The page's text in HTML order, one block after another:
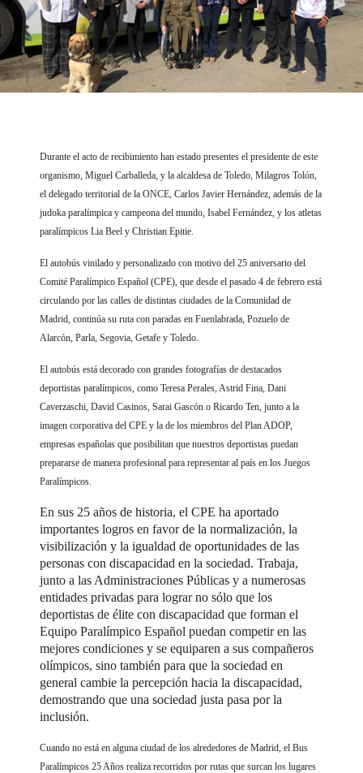
Durante el acto de recibimiento han estado presentes el presidente de este
organismo, Miguel Carballeda, y la alcaldesa de Toledo, Milagros Tolón,
el delegado territorial de la ONCE, Carlos Javier Hernández, además de la
judoka paralímpica y campeona del mundo, Isabel Fernández, y los atletas
paralímpicos Lia Beel y Christian Epitie.
El autobús vinilado y personalizado con motivo del 25 aniversario del
Comité Paralímpico Español (CPE), que desde el pasado 4 de febrero está
circulando por las calles de distintas ciudades de la Comunidad de
Madrid, continúa su ruta con paradas en Fuenlabrada, Pozuelo de
Alarcón, Parla, Segovia, Getafe y Toledo.
El autobús está decorado con grandes fotografías de destacados
deportistas paralímpicos, como Teresa Perales, Astrid Fina, Dani
Caverzaschi, David Casinos, Sarai Gascón o Ricardo Ten, junto a la
imagen corporativa del CPE y la de los miembros del Plan ADOP,
empresas españolas que posibilitan que nuestros deportistas puedan
prepararse de manera profesional para representar al país en los Juegos
Paralímpicos.
En sus 25 años de historia, el CPE ha aportado
importantes logros en favor de la normalización, la
visibilización y la igualdad de oportunidades de las
personas con discapacidad en la sociedad. Trabaja,
junto a las Administraciones Públicas y a numerosas
entidades privadas para lograr no sólo que los
deportistas de élite con discapacidad que forman el
Equipo Paralímpico Español puedan competir en las
mejores condiciones y se equiparen a sus compañeros
olímpicos, sino también para que la sociedad en
general cambie la percepción hacia la discapacidad,
demostrando que una sociedad justa pasa por la
inclusión.
Cuando no está en alguna ciudad de los alrededores de Madrid, el Bus
Paralímpicos 25 Años realiza recorridos por rutas que surcan los lugares